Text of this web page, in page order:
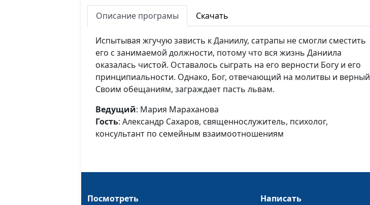
Описание програмы Скачать
Испытывая жгучую зависть к Даниилу, сатрапы не смогли сместить
его с занимаемой должности, потому что вся жизнь Даниила
оказалась чистой. Оставалось сыграть на его верности Богу и его
принципиальности. Однако, Бог, отвечающий на молитвы и верный
Своим обещаниям, заграждает пасть львам.
Ведущий: Мария Мараханова
Гость: Александр Сахаров, священнослужитель, психолог,
консультант по семейным взаимоотношениям
Посмотреть Написать